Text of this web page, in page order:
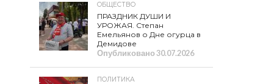
ОБЩЕСТВО
ПРАЗДНИК ДУШИ И
УРОЖАЯ. Степан
Емельянов о Дне огурца в
Демидове
Опубликовано30.07.2026
ПОЛИТИКА